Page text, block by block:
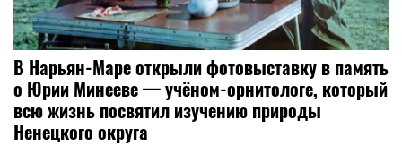
В Нарьян-Маре открыли фотовыставку в память
о Юрии Минееве — учёном-орнитологе, который
всю жизнь посвятил изучению природы
Ненецкого округа